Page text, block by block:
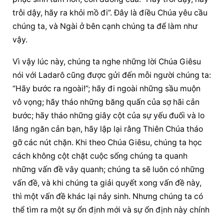
trỗi dậy, hãy ra khỏi mồ đi”. Đây là điều Chúa yêu cầu
chúng ta, và Ngài ở bên cạnh chúng ta để làm như
vậy.
Vì vậy lúc này, chúng ta nghe những lời Chúa Giêsu
nói với Ladarô cũng được gửi đến mỗi người chúng ta:
“Hãy bước ra ngoài!”; hãy đi ngoài những sầu muộn
vô vọng; hãy tháo những băng quấn của sợ hãi cản
bước; hãy tháo những giây cột của sự yếu đuối và lo
lắng ngăn cản bạn, hãy lập lại rằng Thiên Chúa tháo
gỡ các nút chặn. Khi theo Chúa Giêsu, chúng ta học
cách không cột chặt cuộc sống chúng ta quanh
những vấn đề vây quanh; chúng ta sẽ luôn có những
vấn đề, và khi chúng ta giải quyết xong vấn đề này,
thì một vấn đề khác lại nảy sinh. Nhưng chúng ta có
thể tìm ra một sự ổn định mới và sự ổn định này chính